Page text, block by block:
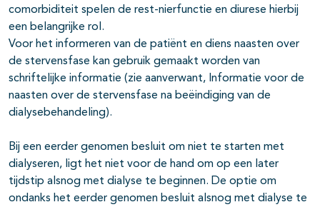
comorbiditeit spelen de rest-nierfunctie en diurese hierbij
een belangrijke rol.
Voor het informeren van de patiënt en diens naasten over
de stervensfase kan gebruik gemaakt worden van
schriftelijke informatie (zie aanverwant, Informatie voor de
naasten over de stervensfase na beëindiging van de
dialysebehandeling).
Bij een eerder genomen besluit om niet te starten met
dialyseren, ligt het niet voor de hand om op een later
tijdstip alsnog met dialyse te beginnen. De optie om
ondanks het eerder genomen besluit alsnog met dialyse te